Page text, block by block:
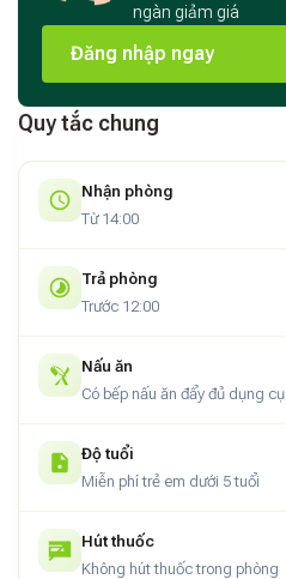
ngàn giảm giá
Đăng nhập ngay
Quy tắc chung
Nhận phòng
Từ 14:00
Trả phòng
Trước 12:00
Nấu ăn
Có bếp nấu ăn đẩy đủ dụng cụ
Độ tuổi
Miễn phí trẻ em dưới 5 tuổi
Hút thuốc
Không hút thuốc trong phòng